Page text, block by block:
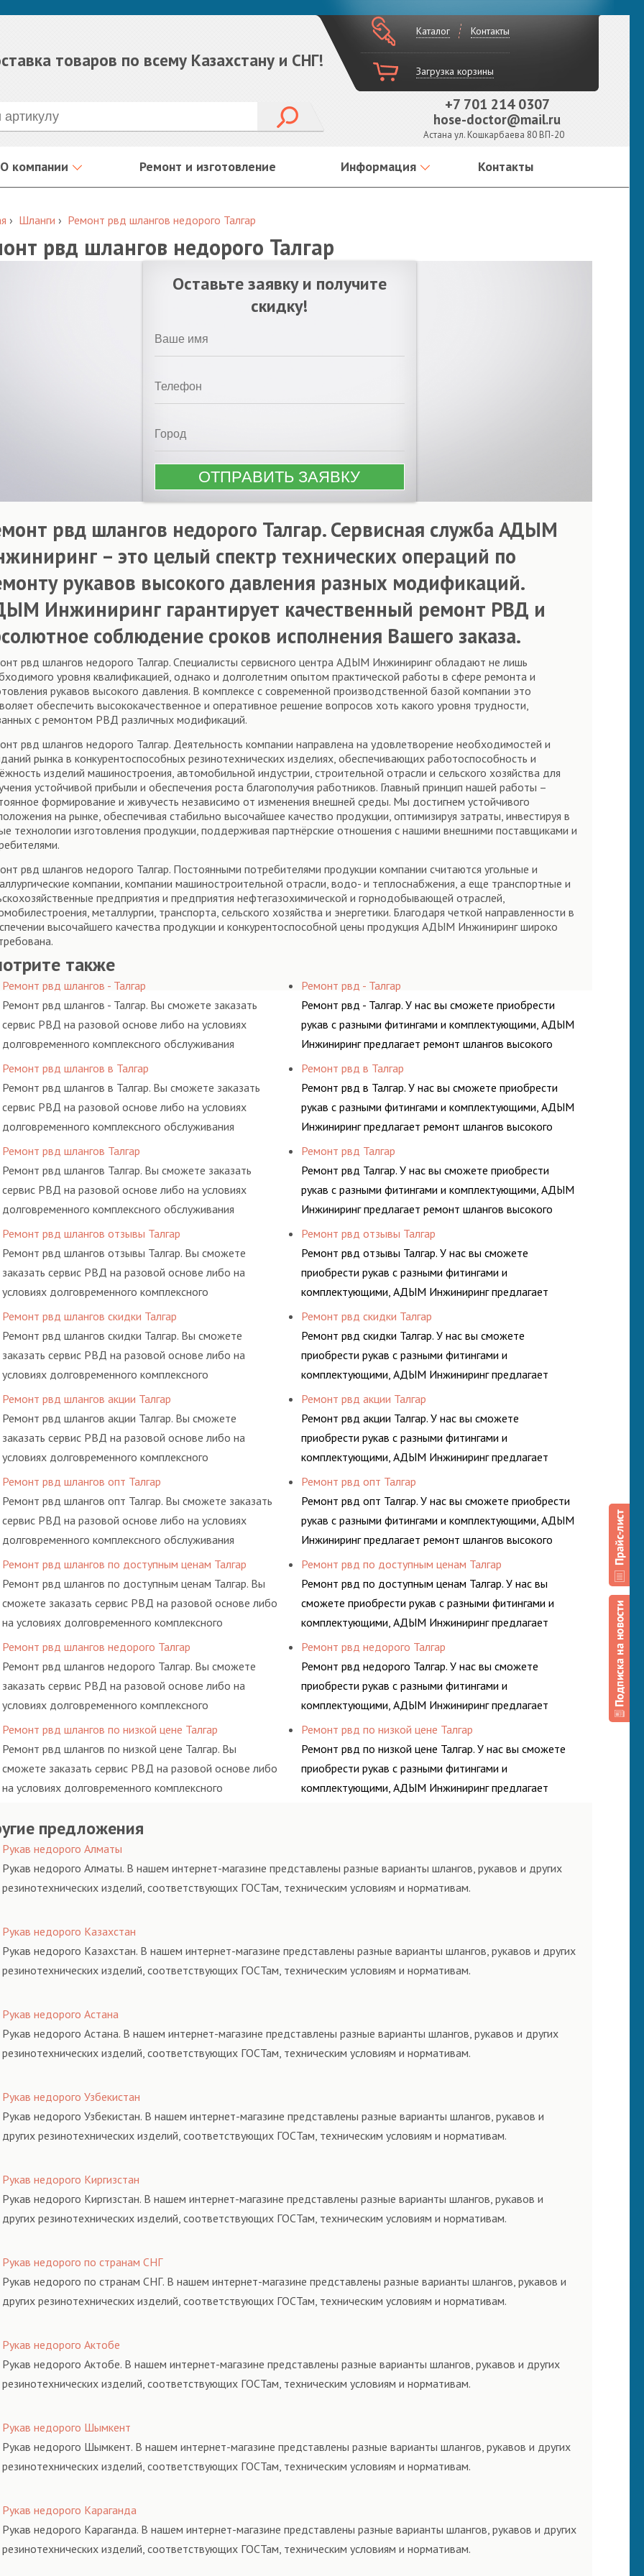
товаров по всему Казахстану и СНГ!
Каталог Контакты
Загрузка корзины
+7 701 214 0307
hose-doctor@mail.ru
Астана ул. Кошкарбаева 80 ВП-20
О компании Ремонт и изготовление Информация Контакты
› Шланги › Ремонт рвд шлангов недорого Талгар
рвд шлангов недорого Талгар
Оставьте заявку и получите
скидку!
рвд шлангов недорого Талгар. Сервисная служба АДЫМ
– это целый спектр технических операций по
рукавов высокого давления разных модификаций.
Инжиниринг гарантирует качественный ремонт РВД и
соблюдение сроков исполнения Вашего заказа.
рвд шлангов недорого Талгар. Специалисты сервисного центра АДЫМ Инжиниринг обладают не лишь
уровня квалификацией, однако и долголетним опытом практической работы в сфере ремонта и
рукавов высокого давления. В комплексе с современной производственной базой компании это
обеспечить высококачественное и оперативное решение вопросов хоть какого уровня трудности,
с ремонтом РВД различных модификаций.
рвд шлангов недорого Талгар. Деятельность компании направлена на удовлетворение необходимостей и
рынка в конкурентоспособных резинотехнических изделиях, обеспечивающих работоспособность и
изделий машиностроения, автомобильной индустрии, строительной отрасли и сельского хозяйства для
устойчивой прибыли и обеспечения роста благополучия работников. Главный принцип нашей работы –
формирование и живучесть независимо от изменения внешней среды. Мы достигнем устойчивого
на рынке, обеспечивая стабильно высочайшее качество продукции, оптимизируя затраты, инвестируя в
технологии изготовления продукции, поддерживая партнёрские отношения с нашими внешними поставщиками и
рвд шлангов недорого Талгар. Постоянными потребителями продукции компании считаются угольные и
компании, компании машиностроительной отрасли, водо- и теплоснабжения, а еще транспортные и
предприятия и предприятия нефтегазохимической и горнодобывающей отраслей,
металлургии, транспорта, сельского хозяйства и энергетики. Благодаря четкой направленности в
высочайшего качества продукции и конкурентоспособной цены продукция АДЫМ Инжиниринг широко
также
Ремонт рвд шлангов - Талгар
Ремонт рвд шлангов - Талгар. Вы сможете заказать
сервис РВД на разовой основе либо на условиях
долговременного комплексного обслуживания
гидросистем Вашего предприятия.
Ремонт рвд шлангов в Талгар
Ремонт рвд шлангов в Талгар. Вы сможете заказать
сервис РВД на разовой основе либо на условиях
долговременного комплексного обслуживания
гидросистем Вашего предприятия.
Ремонт рвд шлангов Талгар
Ремонт рвд шлангов Талгар. Вы сможете заказать
сервис РВД на разовой основе либо на условиях
долговременного комплексного обслуживания
гидросистем Вашего предприятия.
Ремонт рвд шлангов отзывы Талгар
Ремонт рвд шлангов отзывы Талгар. Вы сможете
заказать сервис РВД на разовой основе либо на
условиях долговременного комплексного
обслуживания гидросистем Вашего предприятия.
Ремонт рвд шлангов скидки Талгар
Ремонт рвд шлангов скидки Талгар. Вы сможете
заказать сервис РВД на разовой основе либо на
условиях долговременного комплексного
обслуживания гидросистем Вашего предприятия.
Ремонт рвд шлангов акции Талгар
Ремонт рвд шлангов акции Талгар. Вы сможете
заказать сервис РВД на разовой основе либо на
условиях долговременного комплексного
обслуживания гидросистем Вашего предприятия.
Ремонт рвд шлангов опт Талгар
Ремонт рвд шлангов опт Талгар. Вы сможете заказать
сервис РВД на разовой основе либо на условиях
долговременного комплексного обслуживания
гидросистем Вашего предприятия.
Ремонт рвд шлангов по доступным ценам Талгар
Ремонт рвд шлангов по доступным ценам Талгар. Вы
сможете заказать сервис РВД на разовой основе либо
на условиях долговременного комплексного
обслуживания гидросистем Вашего предприятия.
Ремонт рвд шлангов недорого Талгар
Ремонт рвд шлангов недорого Талгар. Вы сможете
заказать сервис РВД на разовой основе либо на
условиях долговременного комплексного
обслуживания гидросистем Вашего предприятия.
Ремонт рвд шлангов по низкой цене Талгар
Ремонт рвд шлангов по низкой цене Талгар. Вы
сможете заказать сервис РВД на разовой основе либо
на условиях долговременного комплексного
Ремонт рвд - Талгар
Ремонт рвд - Талгар. У нас вы сможете приобрести
рукав с разными фитингами и комплектующими, АДЫМ
Инжиниринг предлагает ремонт шлангов высокого
давления. Ремонт шлангов производится
высококвалифицированными спецами, которые
помогут решить любую сложную задачу.
Ремонт рвд в Талгар
Ремонт рвд в Талгар. У нас вы сможете приобрести
рукав с разными фитингами и комплектующими, АДЫМ
Инжиниринг предлагает ремонт шлангов высокого
давления. Ремонт шлангов производится
высококвалифицированными спецами, которые
помогут решить любую сложную задачу.
Ремонт рвд Талгар
Ремонт рвд Талгар. У нас вы сможете приобрести
рукав с разными фитингами и комплектующими, АДЫМ
Инжиниринг предлагает ремонт шлангов высокого
давления. Ремонт шлангов производится
высококвалифицированными спецами, которые
помогут решить любую сложную задачу.
Ремонт рвд отзывы Талгар
Ремонт рвд отзывы Талгар. У нас вы сможете
приобрести рукав с разными фитингами и
комплектующими, АДЫМ Инжиниринг предлагает
ремонт шлангов высокого давления. Ремонт шлангов
производится высококвалифицированными спецами,
которые помогут решить любую сложную задачу.
Ремонт рвд скидки Талгар
Ремонт рвд скидки Талгар. У нас вы сможете
приобрести рукав с разными фитингами и
комплектующими, АДЫМ Инжиниринг предлагает
ремонт шлангов высокого давления. Ремонт шлангов
производится высококвалифицированными спецами,
которые помогут решить любую сложную задачу.
Ремонт рвд акции Талгар
Ремонт рвд акции Талгар. У нас вы сможете
приобрести рукав с разными фитингами и
комплектующими, АДЫМ Инжиниринг предлагает
ремонт шлангов высокого давления. Ремонт шлангов
производится высококвалифицированными спецами,
которые помогут решить любую сложную задачу.
Ремонт рвд опт Талгар
Ремонт рвд опт Талгар. У нас вы сможете приобрести
рукав с разными фитингами и комплектующими, АДЫМ
Инжиниринг предлагает ремонт шлангов высокого
давления. Ремонт шлангов производится
высококвалифицированными спецами, которые
помогут решить любую сложную задачу.
Ремонт рвд по доступным ценам Талгар
Ремонт рвд по доступным ценам Талгар. У нас вы
сможете приобрести рукав с разными фитингами и
комплектующими, АДЫМ Инжиниринг предлагает
ремонт шлангов высокого давления. Ремонт шлангов
производится высококвалифицированными спецами,
которые помогут решить любую сложную задачу.
Ремонт рвд недорого Талгар
Ремонт рвд недорого Талгар. У нас вы сможете
приобрести рукав с разными фитингами и
комплектующими, АДЫМ Инжиниринг предлагает
ремонт шлангов высокого давления. Ремонт шлангов
производится высококвалифицированными спецами,
которые помогут решить любую сложную задачу.
Ремонт рвд по низкой цене Талгар
Ремонт рвд по низкой цене Талгар. У нас вы сможете
приобрести рукав с разными фитингами и
комплектующими, АДЫМ Инжиниринг предлагает
предложения
Рукав недорого Алматы
Рукав недорого Алматы. В нашем интернет-магазине представлены разные варианты шлангов, рукавов и других
резинотехнических изделий, соответствующих ГОСТам, техническим условиям и нормативам.
Рукав недорого Казахстан
Рукав недорого Казахстан. В нашем интернет-магазине представлены разные варианты шлангов, рукавов и других
резинотехнических изделий, соответствующих ГОСТам, техническим условиям и нормативам.
Рукав недорого Астана
Рукав недорого Астана. В нашем интернет-магазине представлены разные варианты шлангов, рукавов и других
резинотехнических изделий, соответствующих ГОСТам, техническим условиям и нормативам.
Рукав недорого Узбекистан
Рукав недорого Узбекистан. В нашем интернет-магазине представлены разные варианты шлангов, рукавов и
других резинотехнических изделий, соответствующих ГОСТам, техническим условиям и нормативам.
Рукав недорого Киргизстан
Рукав недорого Киргизстан. В нашем интернет-магазине представлены разные варианты шлангов, рукавов и
других резинотехнических изделий, соответствующих ГОСТам, техническим условиям и нормативам.
Рукав недорого по странам СНГ
Рукав недорого по странам СНГ. В нашем интернет-магазине представлены разные варианты шлангов, рукавов и
других резинотехнических изделий, соответствующих ГОСТам, техническим условиям и нормативам.
Рукав недорого Актобе
Рукав недорого Актобе. В нашем интернет-магазине представлены разные варианты шлангов, рукавов и других
резинотехнических изделий, соответствующих ГОСТам, техническим условиям и нормативам.
Рукав недорого Шымкент
Рукав недорого Шымкент. В нашем интернет-магазине представлены разные варианты шлангов, рукавов и других
резинотехнических изделий, соответствующих ГОСТам, техническим условиям и нормативам.
Рукав недорого Караганда
Рукав недорого Караганда. В нашем интернет-магазине представлены разные варианты шлангов, рукавов и других
резинотехнических изделий, соответствующих ГОСТам, техническим условиям и нормативам.